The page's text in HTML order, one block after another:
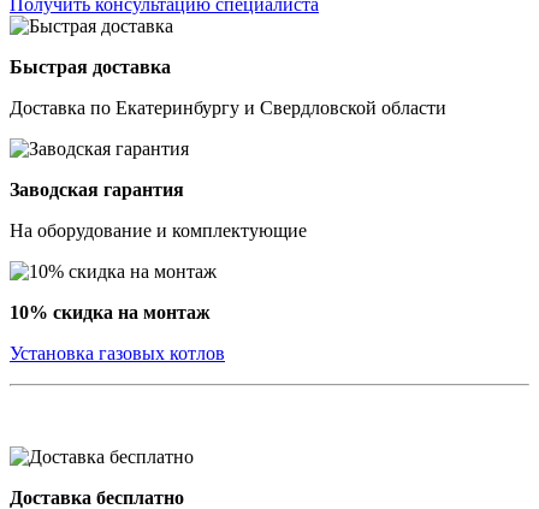
Быстрая доставка
Доставка по Екатеринбургу и Свердловской области
Заводская гарантия
На оборудование и комплектующие
10% скидка на монтаж
Установка газовых котлов
Доставка бесплатно